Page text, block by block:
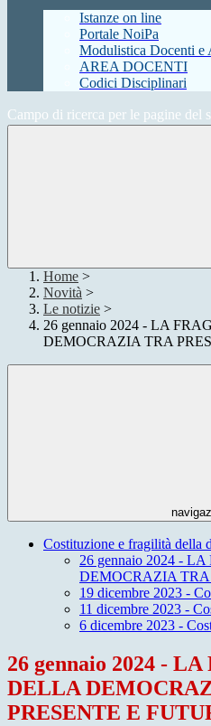
Istanze on line
Portale NoiPa
Modulistica Docenti e
AREA DOCENTI
Codici Disciplinari
Campo di ricerca per le pagine del
Home >
Novità >
Le notizie >
26 gennaio 2024 - LA
DEMOCRAZIA TRA
Costituzione e fragilità della
26 gennaio 2024 -
DEMOCRAZIA TRA
19 dicembre 2023 -
11 dicembre 2023 -
6 dicembre 2023 -
26 gennaio 2024 -
DELLA
PRESENTE E